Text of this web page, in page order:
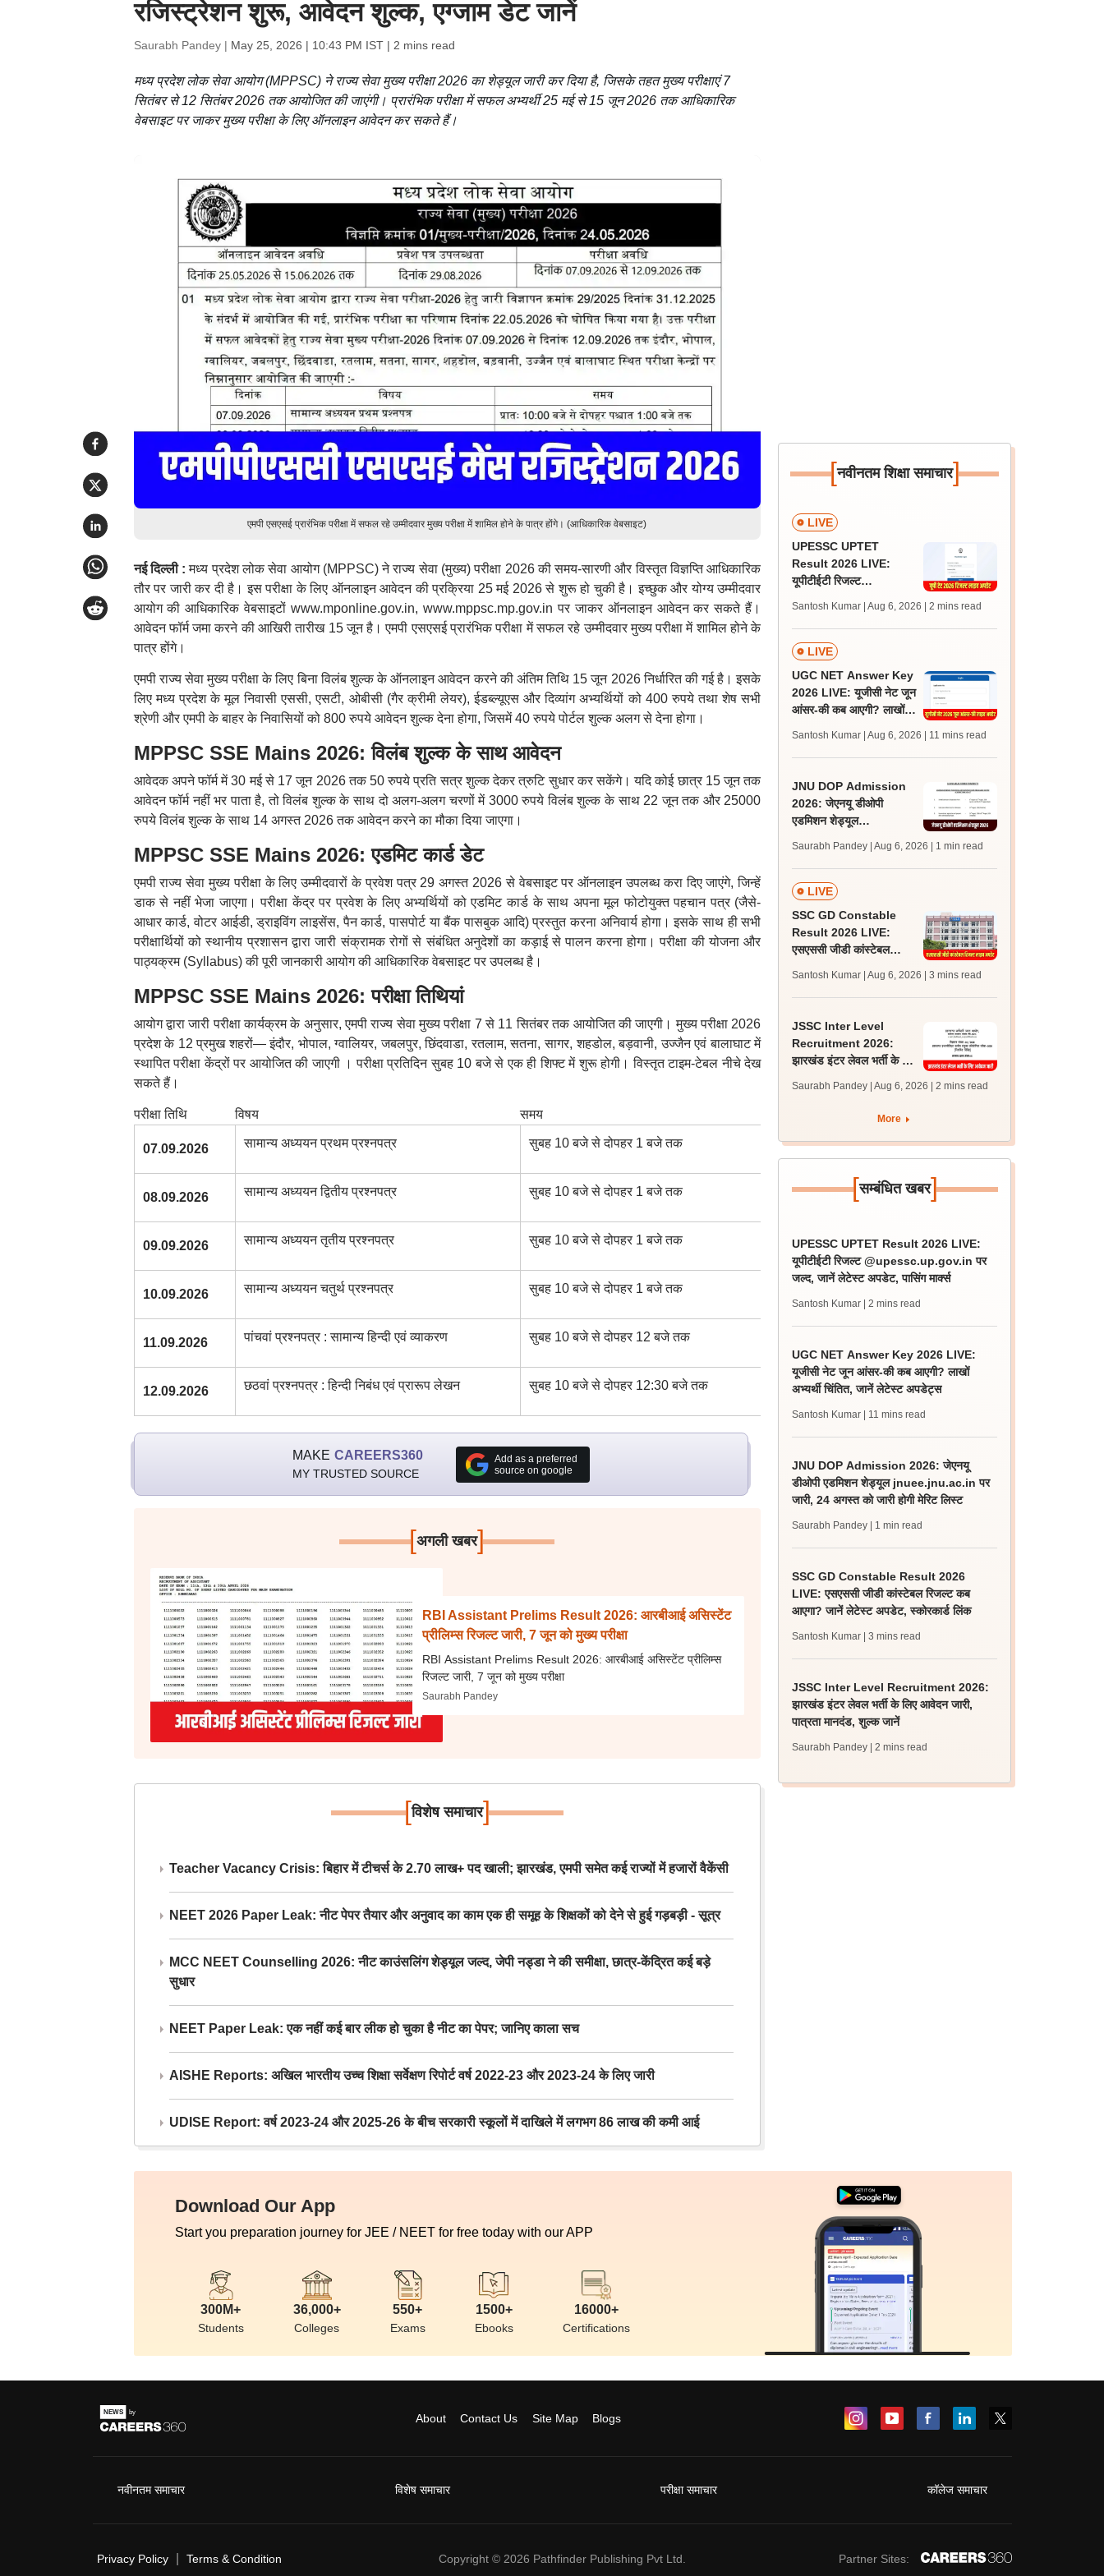
रजिस्ट्रेशन शुरू, आवेदन शुल्क, एग्जाम डेट जानें
Saurabh Pandey | May 25, 2026 | 10:43 PM IST| 2 mins read
मध्य प्रदेश लोक सेवा आयोग (MPPSC) ने राज्य सेवा मुख्य परीक्षा 2026 का शेड्यूल जारी कर दिया है, जिसके तहत मुख्य परीक्षाएं 7
सितंबर से 12 सितंबर 2026 तक आयोजित की जाएंगी। प्रारंभिक परीक्षा में सफल अभ्यर्थी 25 मई से 15 जून 2026 तक आधिकारिक
वेबसाइट पर जाकर मुख्य परीक्षा के लिए ऑनलाइन आवेदन कर सकते हैं।
एमपी एसएसई प्रारंभिक परीक्षा में सफल रहे उम्मीदवार मुख्य परीक्षा में शामिल होने के पात्र होंगे। (आधिकारिक वेबसाइट)
नई दिल्ली :मध्य प्रदेश लोक सेवा आयोग (MPPSC) ने राज्य सेवा (मुख्य) परीक्षा 2026 की समय-सारणी और विस्तृत विज्ञप्ति आधिकारिक
तौर पर जारी कर दी है। इस परीक्षा के लिए ऑनलाइन आवेदन की प्रक्रिया 25 मई 2026 से शुरू हो चुकी है। इच्छुक और योग्य उम्मीदवार
आयोग की आधिकारिक वेबसाइटों www.mponline.gov.in, www.mppsc.mp.gov.in पर जाकर ऑनलाइन आवेदन कर सकते हैं।
आवेदन फॉर्म जमा करने की आखिरी तारीख 15 जून है। एमपी एसएसई प्रारंभिक परीक्षा में सफल रहे उम्मीदवार मुख्य परीक्षा में शामिल होने के
पात्र होंगे।
एमपी राज्य सेवा मुख्य परीक्षा के लिए बिना विलंब शुल्क के ऑनलाइन आवेदन करने की अंतिम तिथि 15 जून 2026 निर्धारित की गई है। इसके
लिए मध्य प्रदेश के मूल निवासी एससी, एसटी, ओबीसी (गैर क्रीमी लेयर), ईडब्ल्यूएस और दिव्यांग अभ्यर्थियों को 400 रुपये तथा शेष सभी
श्रेणी और एमपी के बाहर के निवासियों को 800 रुपये आवेदन शुल्क देना होगा, जिसमें 40 रुपये पोर्टल शुल्क अलग से देना होगा।
MPPSC SSE Mains 2026: विलंब शुल्क के साथ आवेदन
आवेदक अपने फॉर्म में 30 मई से 17 जून 2026 तक 50 रुपये प्रति सत्र शुल्क देकर त्रुटि सुधार कर सकेंगे। यदि कोई छात्र 15 जून तक
आवेदन फॉर्म नहीं भर पाता है, तो विलंब शुल्क के साथ दो अलग-अलग चरणों में 3000 रुपये विलंब शुल्क के साथ 22 जून तक और 25000
रुपये विलंब शुल्क के साथ 14 अगस्त 2026 तक आवेदन करने का मौका दिया जाएगा।
MPPSC SSE Mains 2026: एडमिट कार्ड डेट
एमपी राज्य सेवा मुख्य परीक्षा के लिए उम्मीदवारों के प्रवेश पत्र 29 अगस्त 2026 से वेबसाइट पर ऑनलाइन उपलब्ध करा दिए जाएंगे, जिन्हें
डाक से नहीं भेजा जाएगा।परीक्षा केंद्र पर प्रवेश के लिए अभ्यर्थियों को एडमिट कार्ड के साथ अपना मूल फोटोयुक्त पहचान पत्र (जैसे-
आधार कार्ड, वोटर आईडी, ड्राइविंग लाइसेंस, पैन कार्ड, पासपोर्ट या बैंक पासबुक आदि) प्रस्तुत करना अनिवार्य होगा।इसके साथ ही सभी
परीक्षार्थियों को स्थानीय प्रशासन द्वारा जारी संक्रामक रोगों से संबंधित अनुदेशों का कड़ाई से पालन करना होगा।परीक्षा की योजना और
पाठ्यक्रम (Syllabus) की पूरी जानकारी आयोग की आधिकारिक वेबसाइट पर उपलब्ध है।
MPPSC SSE Mains 2026: परीक्षा तिथियां
आयोग द्वारा जारी परीक्षा कार्यक्रम के अनुसार, एमपी राज्य सेवा मुख्य परीक्षा 7 से 11 सितंबर तक आयोजित की जाएगी। मुख्य परीक्षा 2026
प्रदेश के 12 प्रमुख शहरों— इंदौर, भोपाल, ग्वालियर, जबलपुर, छिंदवाडा, रतलाम, सतना, सागर, शहडोल, बड़वानी, उज्जैन एवं बालाघाट में
स्थापित परीक्षा केंद्रों पर आयोजित की जाएगी । परीक्षा प्रतिदिन सुबह 10 बजे से एक ही शिफ्ट में शुरू होगी। विस्तृत टाइम-टेबल नीचे देख
सकते हैं।
परीक्षा तिथि विषय समय
07.09.2026 सामान्य अध्ययन प्रथम प्रश्नपत्र सुबह 10 बजे से दोपहर 1 बजे तक
08.09.2026 सामान्य अध्ययन द्वितीय प्रश्नपत्र सुबह 10 बजे से दोपहर 1 बजे तक
09.09.2026 सामान्य अध्ययन तृतीय प्रश्नपत्र सुबह 10 बजे से दोपहर 1 बजे तक
10.09.2026 सामान्य अध्ययन चतुर्थ प्रश्नपत्र सुबह 10 बजे से दोपहर 1 बजे तक
11.09.2026 पांचवां प्रश्नपत्र : सामान्य हिन्दी एवं व्याकरण सुबह 10 बजे से दोपहर 12 बजे तक
12.09.2026 छठवां प्रश्नपत्र : हिन्दी निबंध एवं प्रारूप लेखन सुबह 10 बजे से दोपहर 12:30 बजे तक
MAKE CAREERS360
MY TRUSTED SOURCE
Add as a preferred
source on google
[अगली खबर]
RBI Assistant Prelims Result 2026: आरबीआई असिस्टेंट
प्रीलिम्स रिजल्ट जारी, 7 जून को मुख्य परीक्षा
RBI Assistant Prelims Result 2026: आरबीआई असिस्टेंट प्रीलिम्स
रिजल्ट जारी, 7 जून को मुख्य परीक्षा
Saurabh Pandey
[विशेष समाचार]
Teacher Vacancy Crisis: बिहार में टीचर्स के 2.70 लाख+ पद खाली; झारखंड, एमपी समेत कई राज्यों में हजारों वैकेंसी
NEET 2026 Paper Leak: नीट पेपर तैयार और अनुवाद का काम एक ही समूह के शिक्षकों को देने से हुई गड़बड़ी - सूत्र
MCC NEET Counselling 2026: नीट काउंसलिंग शेड्यूल जल्द, जेपी नड्डा ने की समीक्षा, छात्र-केंद्रित कई बड़े
सुधार
NEET Paper Leak: एक नहीं कई बार लीक हो चुका है नीट का पेपर; जानिए काला सच
AISHE Reports: अखिल भारतीय उच्च शिक्षा सर्वेक्षण रिपोर्ट वर्ष 2022-23 और 2023-24 के लिए जारी
UDISE Report: वर्ष 2023-24 और 2025-26 के बीच सरकारी स्कूलों में दाखिले में लगभग 86 लाख की कमी आई
[नवीनतम शिक्षा समाचार]
LIVE
UPESSC UPTET
Result 2026 LIVE:
यूपीटीईटी रिजल्ट
जल्द, जानें लेटेस्ट अपडेट,
पासिंग मार्क्स
Santosh Kumar | Aug 6, 2026 | 2 mins read
LIVE
UGC NET Answer Key
2026 LIVE: यूजीसी नेट जून
आंसर-की कब आएगी? लाखों
Santosh Kumar | Aug 6, 2026 | 11 mins read
JNU DOP Admission
2026: जेएनयू डीओपी
एडमिशन शेड्यूल
24 अगस्त को जारी होगी मेरिट
लिस्ट
Saurabh Pandey | Aug 6, 2026 | 1 min read
LIVE
SSC GD Constable
Result 2026 LIVE:
एसएससी जीडी कांस्टेबल
लेटेस्ट अपडेट, स्कोरकार्ड लिंक
Santosh Kumar | Aug 6, 2026 | 3 mins read
JSSC Inter Level
Recruitment 2026:
झारखंड इंटर लेवल भर्ती के लिए
Saurabh Pandey | Aug 6, 2026 | 2 mins read
More
[सम्बंधित खबर]
UPESSC UPTET Result 2026 LIVE:
यूपीटीईटी रिजल्ट @upessc.up.gov.in पर
जल्द, जानें लेटेस्ट अपडेट, पासिंग मार्क्स
Santosh Kumar | 2 mins read
UGC NET Answer Key 2026 LIVE:
यूजीसी नेट जून आंसर-की कब आएगी? लाखों
अभ्यर्थी चिंतित, जानें लेटेस्ट अपडेट्स
Santosh Kumar | 11 mins read
JNU DOP Admission 2026: जेएनयू
डीओपी एडमिशन शेड्यूल jnuee.jnu.ac.in पर
जारी, 24 अगस्त को जारी होगी मेरिट लिस्ट
Saurabh Pandey | 1 min read
SSC GD Constable Result 2026
LIVE: एसएससी जीडी कांस्टेबल रिजल्ट कब
आएगा? जानें लेटेस्ट अपडेट, स्कोरकार्ड लिंक
Santosh Kumar | 3 mins read
JSSC Inter Level Recruitment 2026:
झारखंड इंटर लेवल भर्ती के लिए आवेदन जारी,
पात्रता मानदंड, शुल्क जानें
Saurabh Pandey | 2 mins read
Download Our App
Start you preparation journey for JEE / NEET for free today with our APP
300M+
Students
36,000+
Colleges
550+
Exams
1500+
Ebooks
16000+
Certifications
About Contact Us Site Map Blogs
नवीनतम समाचार विशेष समाचार परीक्षा समाचार कॉलेज समाचार
Privacy Policy Terms & Condition Copyright © 2026 Pathfinder Publishing Pvt Ltd. Partner Sites: